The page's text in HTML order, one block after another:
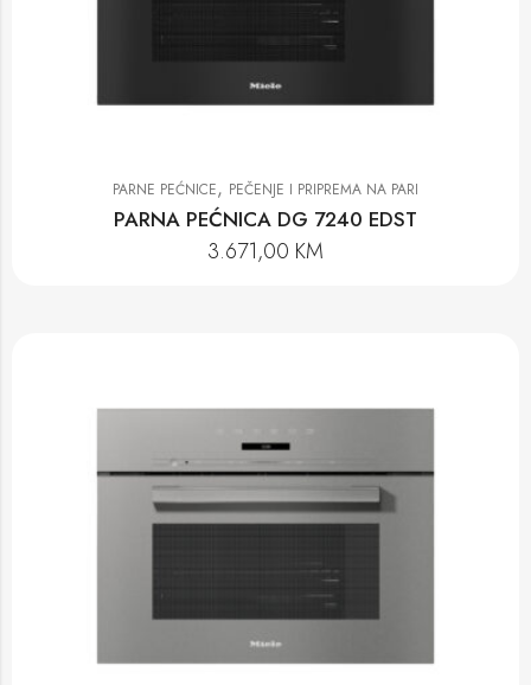
PARNE PEĆNICE, PEČENJE I PRIPREMA NA PARI
PARNA PEĆNICA DG 7240 EDST
3.671,00 KM